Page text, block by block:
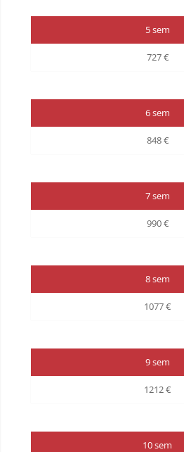
5 sem
727 €
6 sem
848 €
7 sem
990 €
8 sem
1077 €
9 sem
1212 €
10 sem